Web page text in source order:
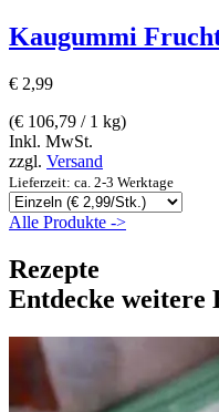
Kaugummi
€ 2,99
(€ 106,79 / 1 kg)
Inkl. MwSt.
zzgl. Versand
Lieferzeit: ca. 2-3 Werktage
Alle Produkte ->
Rezepte
Entdecke weitere